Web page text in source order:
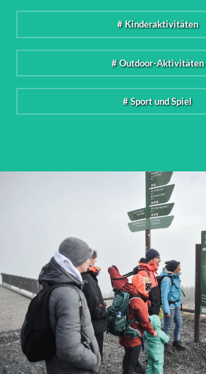
# Kinderaktivitäten
# Outdoor-Aktivitäten
# Sport und Spiel